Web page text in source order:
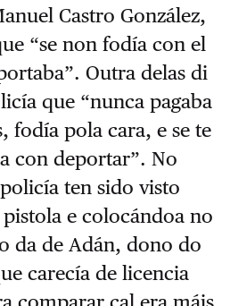
Castro González,
“se non fodía con el
Outra delas di
que “nunca pagaba
fodía pola cara, e se te
con deportar”. No
ten sido visto
e colocándoa no
da de Adán, dono do
carecía de licencia